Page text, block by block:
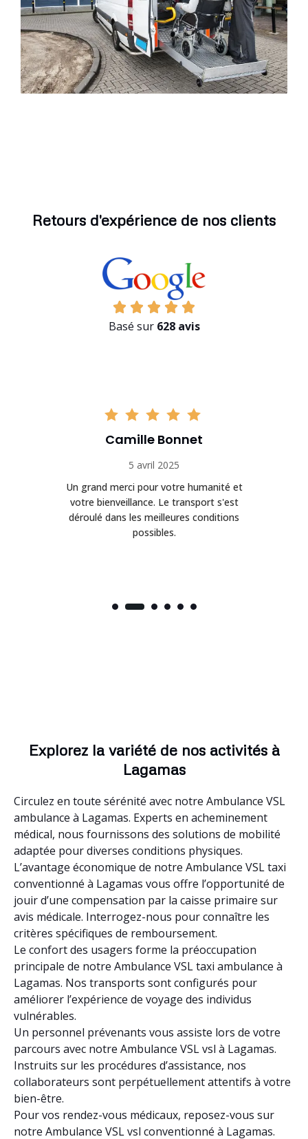
Retours d'expérience de nos clients
Basé sur 628 avis
Camille Bonnet
5 avril 2025
Un grand merci pour votre humanité et
votre bienveillance. Le transport s'est
déroulé dans les meilleures conditions
possibles.
Explorez la variété de nos activités à
Lagamas
Circulez en toute sérénité avec notre Ambulance VSL
ambulance à Lagamas. Experts en acheminement
médical, nous fournissons des solutions de mobilité
adaptée pour diverses conditions physiques.
L’avantage économique de notre Ambulance VSL taxi
conventionné à Lagamas vous offre l’opportunité de
jouir d’une compensation par la caisse primaire sur
avis médicale. Interrogez-nous pour connaître les
critères spécifiques de remboursement.
Le confort des usagers forme la préoccupation
principale de notre Ambulance VSL taxi ambulance à
Lagamas. Nos transports sont configurés pour
améliorer l’expérience de voyage des individus
vulnérables.
Un personnel prévenants vous assiste lors de votre
parcours avec notre Ambulance VSL vsl à Lagamas.
Instruits sur les procédures d’assistance, nos
collaborateurs sont perpétuellement attentifs à votre
bien-être.
Pour vos rendez-vous médicaux, reposez-vous sur
notre Ambulance VSL vsl conventionné à Lagamas.